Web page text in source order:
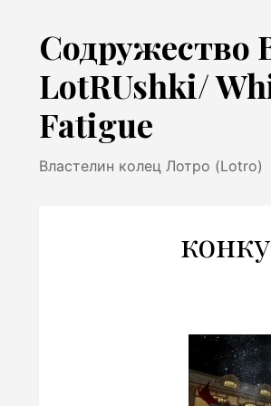
Содружество
LotRUshki/
Fatigue
Властелин колец Лотро (Lotro)